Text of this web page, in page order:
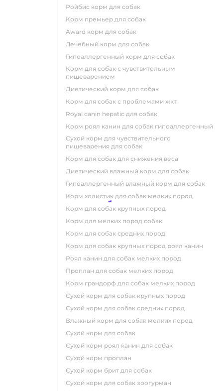
ройбис корм для собак
корм премьер для собак
award корм для собак
лечебный корм для собак
гипоаллергенный корм для собак
корм для собак с чувствительным
пищеварением
диетический корм для собак
корм для собак с проблемами жкт
royal canin hepatic для собак
корм роял канин для собак гипоаллергенный
сухой корм для чувствительного
пищеварения для собак
корм для собак для снижения веса
диетический влажный корм для собак
гипоаллергенный влажный корм для собак
корм холистик для собак мелких пород
корм для собак крупных пород
корм для мелких пород собак
корм для собак средних пород
корм для собак крупных пород роял канин
роял канин для собак мелких пород
проплан для собак мелких пород
корм грандорф для собак мелких пород
сухой корм для собак крупных пород
сухой корм для собак средних пород
влажный корм для собак мелких пород
сухой корм для собак
сухой корм роял канин для собак
сухой корм проплан
сухой корм брит для собак
сухой корм для собак зоогурман